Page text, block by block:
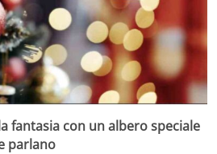
fantasia con un albero speciale
parlano